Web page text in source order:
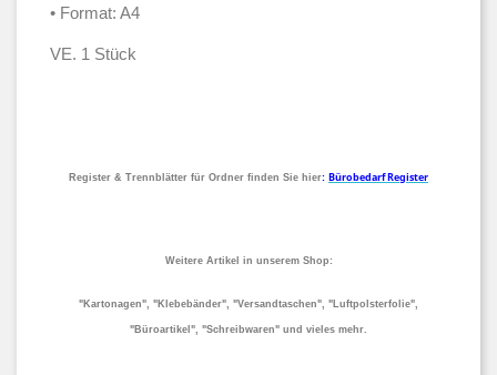
• Format: A4
VE. 1 Stück
Register & Trennblätter für Ordner finden Sie hier: Bürobedarf Register
Weitere Artikel in unserem Shop:
"Kartonagen", "Klebebänder", "Versandtaschen", "Luftpolsterfolie",
"Büroartikel", "Schreibwaren" und vieles mehr.